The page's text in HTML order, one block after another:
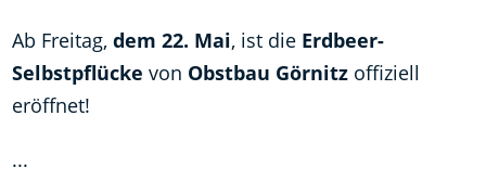
Ab Freitag, dem 22. Mai, ist die Erdbeer-
Selbstpflücke von Obstbau Görnitzoffiziell
eröffnet!
...